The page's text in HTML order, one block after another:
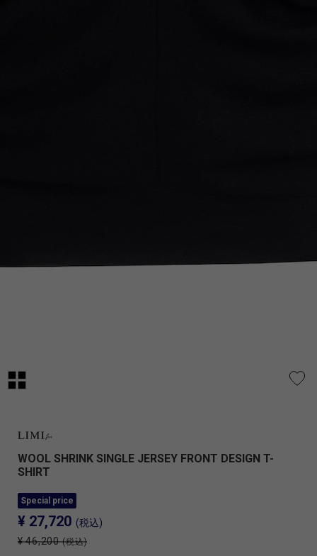
WOOL SHRINK SINGLE JERSEY FRONT DESIGN T-
SHIRT
Special price
¥ 27,720 (税込)
¥ 46,200 (税込)